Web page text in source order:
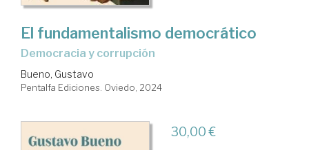
El fundamentalismo democrático
Democracia y corrupción
Bueno, Gustavo
Pentalfa Ediciones. Oviedo, 2024
30,00 €